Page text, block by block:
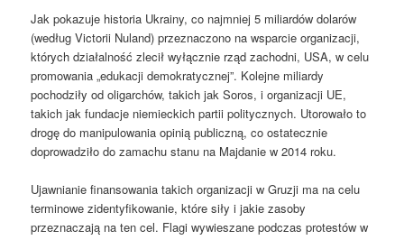
Jak pokazuje historia Ukrainy, co najmniej 5 miliardów dolarów
(według Victorii Nuland) przeznaczono na wsparcie organizacji,
których działalność zlecił wyłącznie rząd zachodni, USA, w celu
promowania „edukacji demokratycznej”. Kolejne miliardy
pochodziły od oligarchów, takich jak Soros, i organizacji UE,
takich jak fundacje niemieckich partii politycznych. Utorowało to
drogę do manipulowania opinią publiczną, co ostatecznie
doprowadziło do zamachu stanu na Majdanie w 2014 roku.
Ujawnianie finansowania takich organizacji w Gruzji ma na celu
terminowe zidentyfikowanie, które siły i jakie zasoby
przeznaczają na ten cel. Flagi wywieszane podczas protestów w